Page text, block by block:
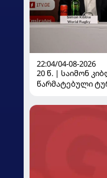
22:04/04-08-2026
20 წ. | საიმონ
წარმატებული